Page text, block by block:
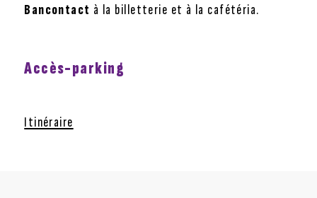
Bancontact à la billetterie et à la cafétéria.
Accès-parking
Itinéraire